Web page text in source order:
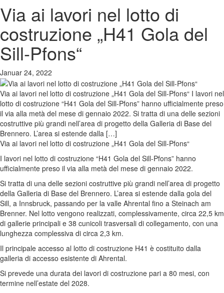
Via ai lavori nel lotto di
costruzione „H41 Gola del
Sill-Pfons“
Januar 24, 2022
Via ai lavori nel lotto di costruzione „H41 Gola del Sill-Pfons“ I lavori nel
lotto di costruzione “H41 Gola del Sill-Pfons” hanno ufficialmente preso
il via alla metà del mese di gennaio 2022. Si tratta di una delle sezioni
costruttive più grandi nell’area di progetto della Galleria di Base del
Brennero. L’area si estende dalla […]
Via ai lavori nel lotto di costruzione „H41 Gola del Sill-Pfons“
I lavori nel lotto di costruzione “H41 Gola del Sill-Pfons” hanno
ufficialmente preso il via alla metà del mese di gennaio 2022.
Si tratta di una delle sezioni costruttive più grandi nell’area di progetto
della Galleria di Base del Brennero. L’area si estende dalla gola del
Sill, a Innsbruck, passando per la valle Ahrental fino a Steinach am
Brenner. Nel lotto vengono realizzati, complessivamente, circa 22,5 km
di gallerie principali e 38 cunicoli trasversali di collegamento, con una
lunghezza complessiva di circa 2,3 km.
Il principale accesso al lotto di costruzione H41 è costituito dalla
galleria di accesso esistente di Ahrental.
Si prevede una durata dei lavori di costruzione pari a 80 mesi, con
termine nell’estate del 2028.